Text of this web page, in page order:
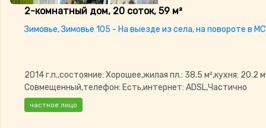
2-комнатный дом, 20 соток, 59 м²
Зимовье, Зимовье 105 - На выезде из села, на повороте в
2014 г.п.,состояние: Хорошее,жилая пл.: 38.5 м²,кухня: 20.2
Совмещенный,телефон: Есть,интернет: ADSL,Частично
меблирована,Частично
частное лицо